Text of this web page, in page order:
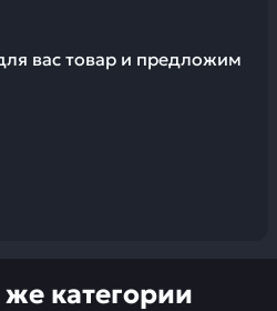
вас товар и предложим
категории